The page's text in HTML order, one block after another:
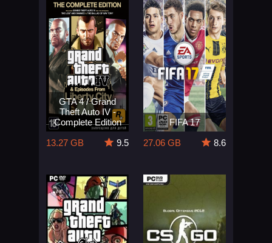
GTA 4 / Grand
Theft Auto IV -
Complete Edition
13.27 GB
9.5
FIFA 17
27.06 GB
8.6